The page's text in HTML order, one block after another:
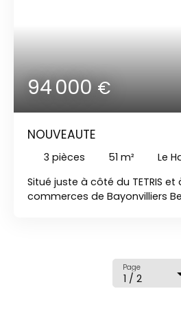
94 000€
NOUVEAUTE
3 pièces 51 m²
Le
Situé juste à côté du TETRIS
commerces de Bayonvilliers
séparé. Deux caves et
extérieur . Très beau produit ! A
1 / 2
Page